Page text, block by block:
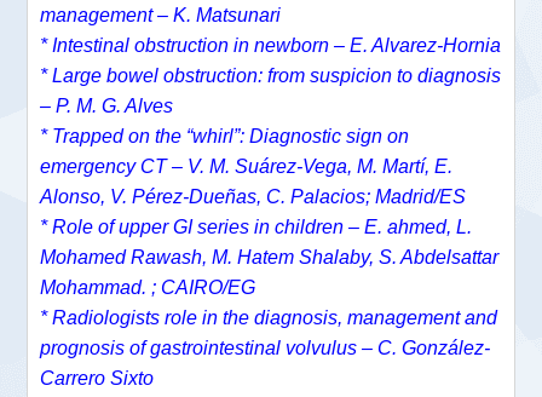
management – K. Matsunari
* Intestinal obstruction in newborn – E. Alvarez-Hornia
* Large bowel obstruction: from suspicion to diagnosis
– P. M. G. Alves
* Trapped on the “whirl”: Diagnostic sign on
emergency CT – V. M. Suárez-Vega, M. Martí, E.
Alonso, V. Pérez-Dueñas, C. Palacios; Madrid/ES
* Role of upper GI series in children – E. ahmed, L.
Mohamed Rawash, M. Hatem Shalaby, S. Abdelsattar
Mohammad. ; CAIRO/EG
* Radiologists role in the diagnosis, management and
prognosis of gastrointestinal volvulus – C. González-
Carrero Sixto